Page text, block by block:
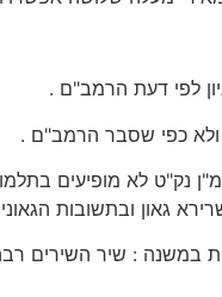
לפי דעת הרמב"ם .
כפי שסבר הרמב"ם .
נק"ט לא מופיעים
גאון ובתשובות